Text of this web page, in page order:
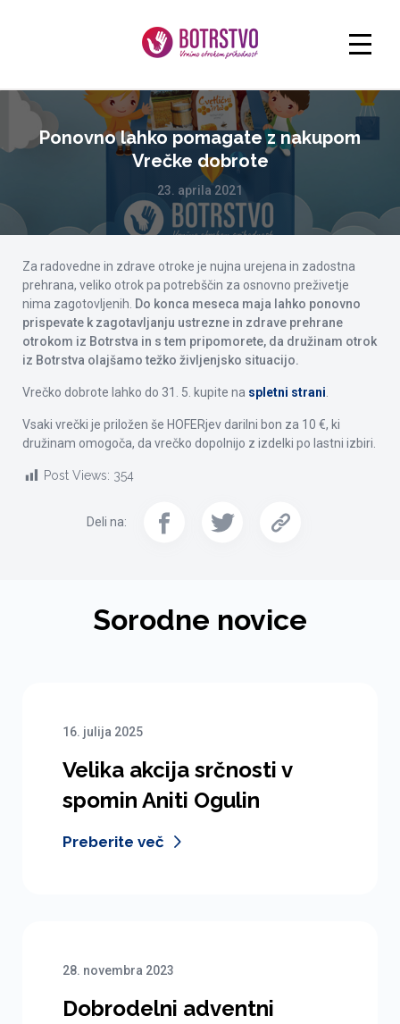
Ponovno lahko pomagate z nakupom
Vrečke dobrote
23. aprila 2021
Za radovedne in zdrave otroke je nujna urejena in zadostna
prehrana, veliko otrok pa potrebščin za osnovno preživetje
nima zagotovljenih. Do konca meseca maja lahko ponovno
prispevate k zagotavljanju ustrezne in zdrave prehrane
otrokom iz Botrstva in s tem pripomorete, da družinam otrok
iz Botrstva olajšamo težko življenjsko situacijo.
Vrečko dobrote lahko do 31. 5. kupite na spletni strani.
Vsaki vrečki je priložen še HOFERjev darilni bon za 10 €, ki
družinam omogoča, da vrečko dopolnijo z izdelki po lastni izbiri.
Post Views: 354
Deli na:
Sorodne novice
16. julija 2025
Velika akcija srčnosti v
spomin Aniti Ogulin
Preberite več
28. novembra 2023
Dobrodelni adventni